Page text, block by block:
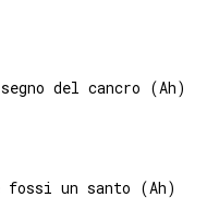
del cancro (Ah)
fossi un santo (Ah)